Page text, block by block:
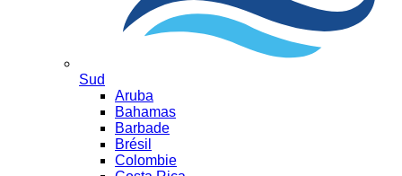
Sud
Aruba
Bahamas
Barbade
Brésil
Colombie